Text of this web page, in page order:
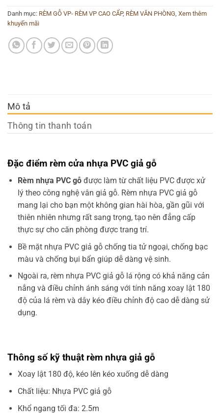
Danh mục: RÈM GỖ VP- RÈM VP CAO CẤP, RÈM VĂN PHÒNG Xem thêm
khuyến mãi
Mô tả
Thông tin thanh toán
Đặc điểm rèm cửa nhựa PVC giả gỗ
Rèm nhựa PVC gỗđược làm từ chất liệu PVC được xử
lý theo công nghệ vân giả gỗ. Rèm nhựa PVC giả gỗ
mang lại cho bạn một không gian hài hòa, gần gũi với
thiên nhiên nhưng rất sang trọng, tạo nên đẳng cấp
thực sự cho căn phòng được trang trí.
Bề mặt nhựa PVC giả gỗ chống tia tử ngoại, chống bạc
màu và chống bụi bẩn giúp dễ dàng vệ sinh.
Ngoài ra, rèm nhựa PVC giả gỗ lá rộng có khả năng cản
nắng và điều chỉnh ánh sáng với tính năng xoay lật 180
độ của lá rèm và dây kéo điều chỉnh độ cao dễ dàng sử
dụng.
Thông số kỹ thuật rèm nhựa giả gỗ
Xoay lật 180 độ, kéo lên kéo xuống dễ dàng
Chất liệu: Nhựa PVC giả gỗ
Khổ ngang tối đa: 2.5m